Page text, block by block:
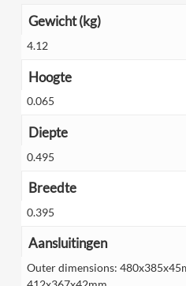
Gewicht (kg)
4.12
Hoogte
0.065
Diepte
0.495
Breedte
0.395
Aansluitingen
Outer dimensions: